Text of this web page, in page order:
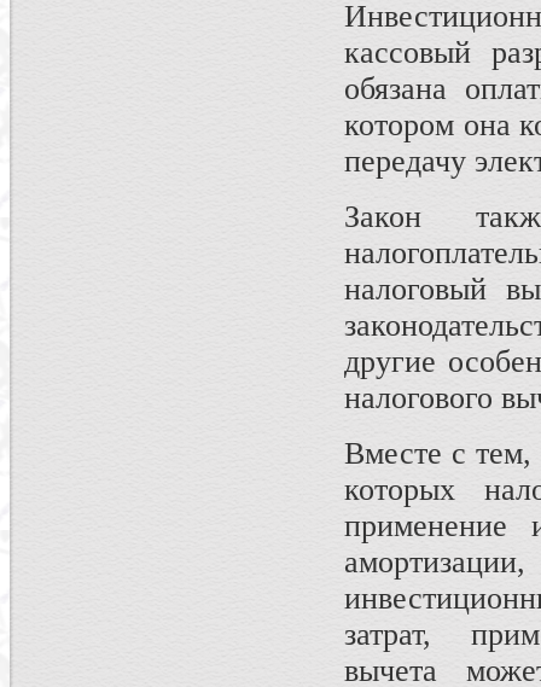
кассовый
обязана
котором она
передачу
Закон
налоговый
другие
налогового
Вместе с тем,
которых
применение
затрат,
вычета